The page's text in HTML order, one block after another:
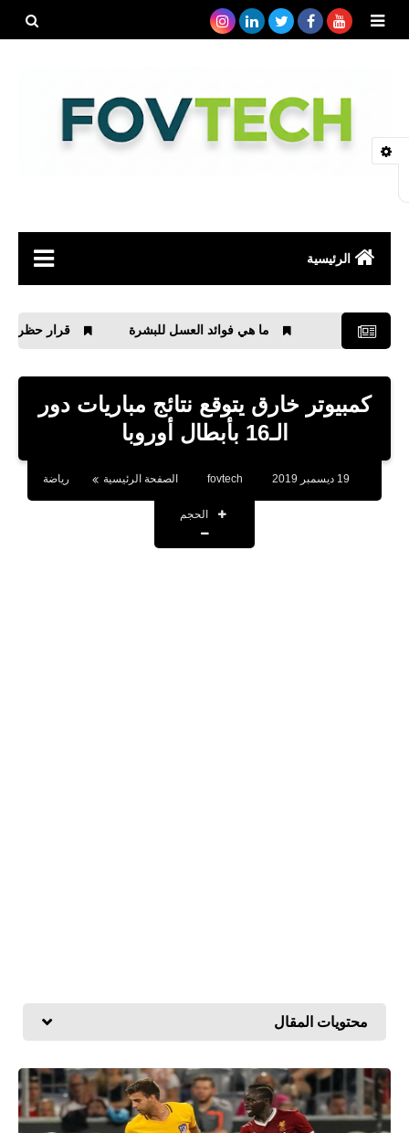
الرئيسية
رياضة
مواقع
بلوجر
ما هي فوائد العسل للبشرة قرار حظر التجوال في
كمبيوتر خارق يتوقع نتائج مباريات دور
الـ16 بأبطال أوروبا
fovtech الصفحة الرئيسية رياضة
الحجم
محتويات المقال